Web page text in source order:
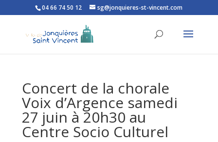
Ouvrir la barre d’outils
04 66 74 50 12 sg@jonquieres-st-vincent.com
Concert de la chorale
Voix d’Argence samedi
27 juin à 20h30 au
Centre Socio Culturel